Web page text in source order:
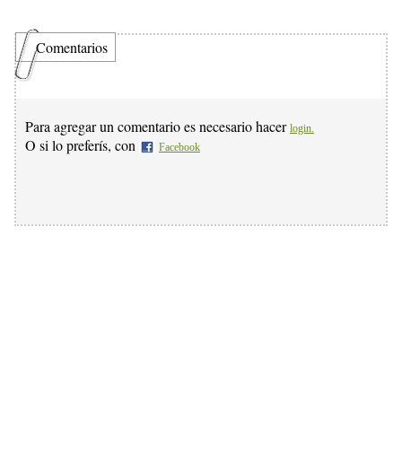
Comentarios
Para agregar un comentario es necesario hacer login.
O si lo preferís, con Facebook